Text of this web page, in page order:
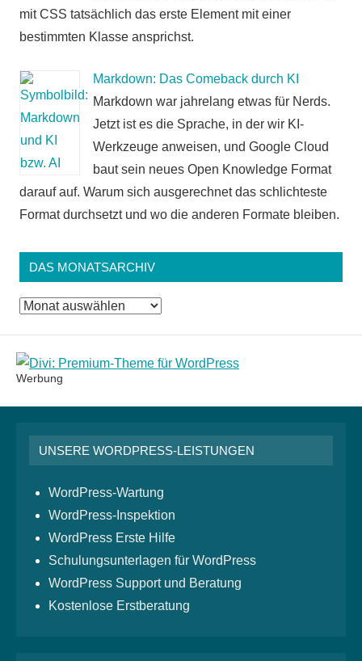
mit CSS tatsächlich das erste Element mit einer
bestimmten Klasse ansprichst.
Markdown: Das Comeback durch KI
Markdown war jahrelang etwas für Nerds.
Jetzt ist es die Sprache, in der wir KI-
Werkzeuge anweisen, und Google Cloud
baut sein neues Open Knowledge Format
darauf auf. Warum sich ausgerechnet das schlichteste
Format durchsetzt und wo die anderen Formate bleiben.
DAS MONATSARCHIV
Das
Werbung
UNSERE WORDPRESS-LEISTUNGEN
WordPress-Wartung
WordPress-Inspektion
WordPress Erste Hilfe
Schulungsunterlagen für WordPress
WordPress Support und Beratung
Kostenlose Erstberatung